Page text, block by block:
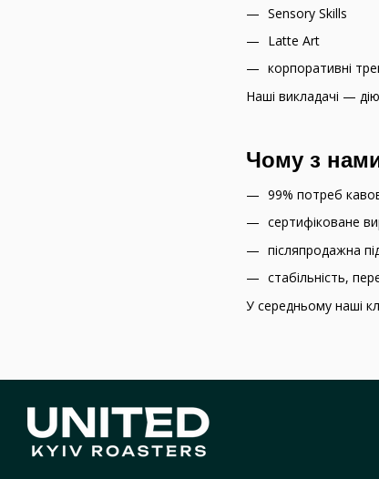
Sensory Skills
Latte Art
корпоративні
Наші викладачі —
Чому з
99% потреб
сертифіковане
післяпродажна
стабільність,
У середньому наші